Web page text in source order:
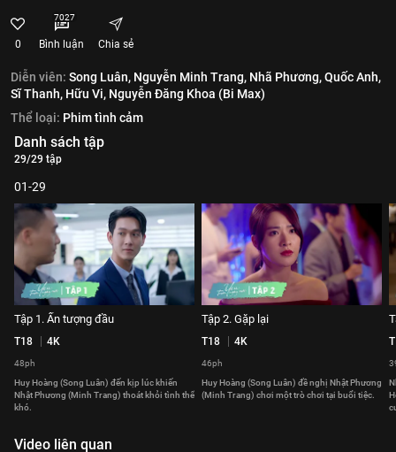
0
7027
Bình luận Chia sẻ
Diễn viên: Song Luân, Nguyễn Minh Trang, Nhã Phương,Quốc Anh,
Sĩ Thanh, Hữu Vi, Nguyễn Đăng Khoa (Bi Max)
Thể loại: Phim tình cảm
Danh sách tập
29/29 tập
01-29
Tập 1. Ấn tượng đầu
T18 4K
48ph
Huy Hoàng (Song Luân) đến kịp lúc khiến
Nhật Phương (Minh Trang) thoát khỏi tình thế
khó.
Tập 2. Gặp lại
T18 4K
46ph
Huy Hoàng (Song Luân) đề nghị Nhật Phương
(Minh Trang) chơi một trò chơi tại buổi tiệc.
Video liên quan